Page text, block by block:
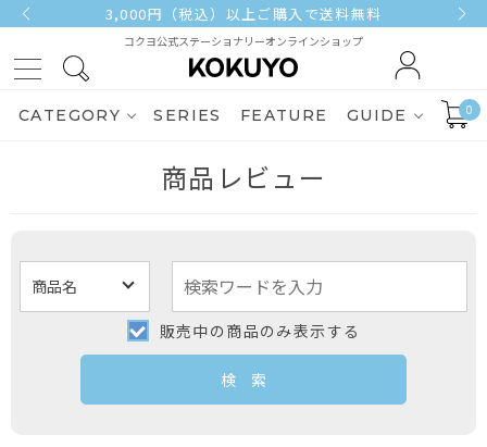
3,000円（税込）以上ご購入で送料無料
コクヨ公式ステーショナリーオンラインショップ
CATEGORY SERIES FEATURE GUIDE 0
商品レビュー
販売中の商品のみ表示する